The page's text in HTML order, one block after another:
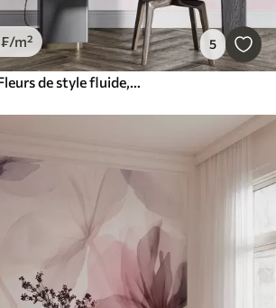
₣/m² 5
Peintures murales Fleurs de style fluide, abstraction florale, aquarelle, palette de couleurs rose